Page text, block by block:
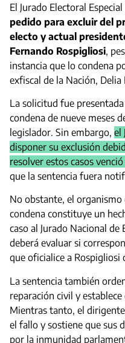
El Jurado Electoral
pedido para excluir del
electo y actual
Fernando Rospigliosi,
instancia que lo condena
exfiscal de la Nación, Delia
La solicitud fue
condena de nueve meses
legislador. Sin embargo, el
disponer su exclusión
resolver estos casos
que la sentencia fuera
No obstante, el
condena constituye un
caso al Jurado Nacional de
deberá evaluar si
que oficialice a Rospigliosi
La sentencia también
reparación civil y
Mientras tanto, el
el fallo y sostiene que sus
por la inmunidad